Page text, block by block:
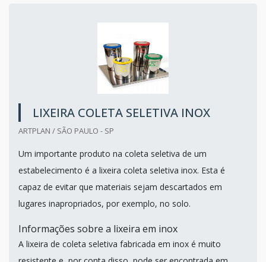
LIXEIRA COLETA SELETIVA INOX
ARTPLAN / SÃO PAULO - SP
Um importante produto na coleta seletiva de um
estabelecimento é a lixeira coleta seletiva inox. Esta é
capaz de evitar que materiais sejam descartados em
lugares inapropriados, por exemplo, no solo.
Informações sobre a lixeira em inox
A lixeira de coleta seletiva fabricada em inox é muito